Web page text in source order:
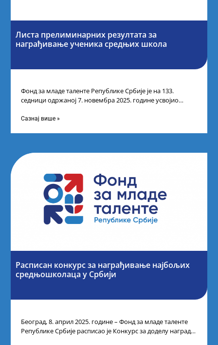
Листа прелиминарних резултата за
награђивање ученика средњих школа
Фонд за младе таленте Републике Србије је на 133.
седници одржаној 7. новембра 2025. године усвојио
Сазнај више »
Расписан конкурс за награђивање најбољих
средњошколаца у Србији
Београд, 8. април 2025. године – Фонд за младе таленте
Републике Србије расписао је Конкурс за доделу награда